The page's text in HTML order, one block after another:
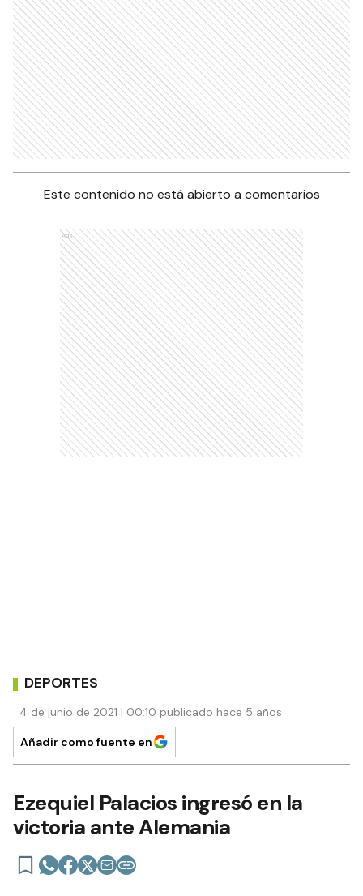
Este contenido no está abierto a comentarios
Ads
DEPORTES
4 de junio de 2021 | 00:10 publicado hace 5 años
Añadir como fuente en
Ezequiel Palacios ingresó en la
victoria ante Alemania